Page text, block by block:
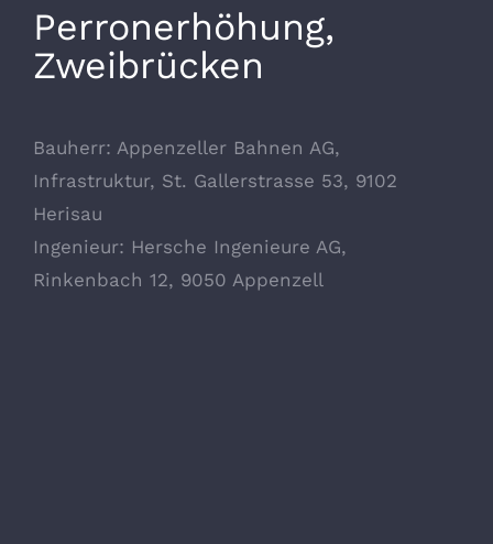
grösseres
Bild
Perronerhöhung,
Zweibrücken
Bauherr: Appenzeller Bahnen AG,
Infrastruktur, St. Gallerstrasse 53, 9102
Herisau
Ingenieur: Hersche Ingenieure AG,
Rinkenbach 12, 9050 Appenzell